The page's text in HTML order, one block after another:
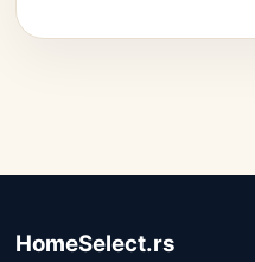
HomeSelect.rs